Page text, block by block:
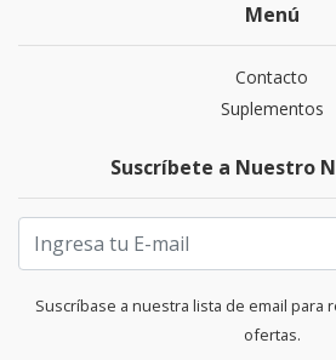
Menú
Contacto
Suplementos
Suscríbete a Nuestro
Suscríbase a nuestra lista de email para
ofertas.